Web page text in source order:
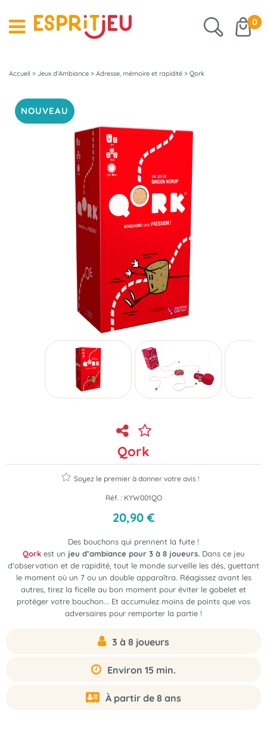
0
Accueil > Jeux d'Ambiance > Adresse, mémoire et rapidité > Qork
NOUVEAU
Qork
Soyez le premier à donner votre avis !
Réf. : KYW001QO
20,90 €
Des bouchons qui prennent la fuite !
Qork est un jeu d’ambiance pour 3 à 8 joueurs. Dans ce jeu
d'observation et de rapidité, tout le monde surveille les dés, guettant
le moment où un 7 ou un double apparaîtra. Réagissez avant les
autres, tirez la ficelle au bon moment pour éviter le gobelet et
protéger votre bouchon... Et accumulez moins de points que vos
adversaires pour remporter la partie !
3 à 8 joueurs
Environ 15 min.
À partir de 8 ans